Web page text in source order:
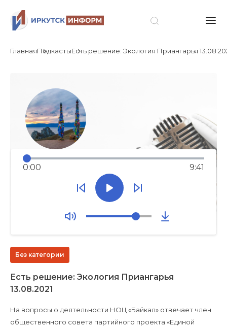
ГлавнаяПодкастыЕсть решение: Экология Приангарья
0:00 9:41
Без категории
Есть решение: Экология Приангарья
13.08.2021
На вопросы о деятельности НОЦ «Байкал» отвечает член
общественного совета партийного проекта «Единой